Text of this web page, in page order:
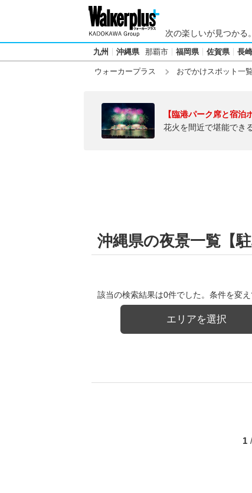
次の楽しいが見つかる。
九州 沖縄県 那覇市 福岡県 佐賀県 長
ウォーカープラス おでかけスポット一覧
【臨港パーク席と宿泊
花火を間近で堪能でき
沖縄県の夜景一覧【
該当の検索結果は0件でした。条件を変え
エリアを選択
1